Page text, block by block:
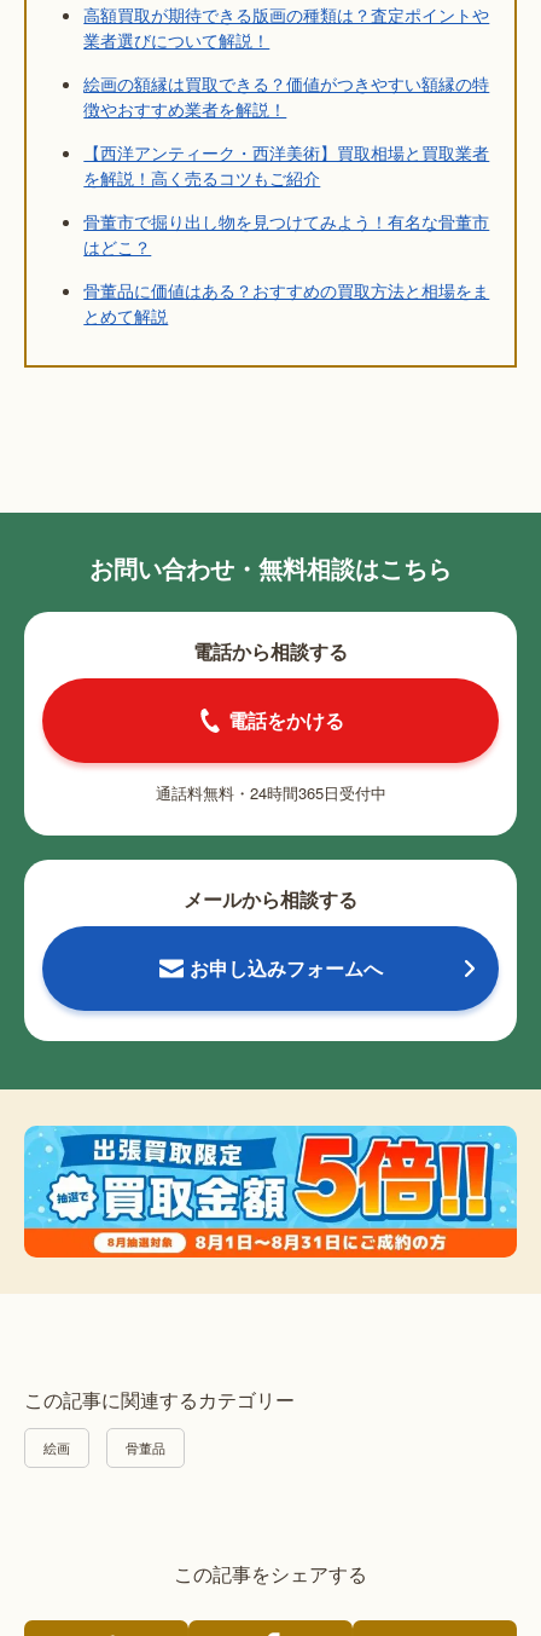
高額買取が期待できる版画の種類は？査定ポイントや
業者選びについて解説！
絵画の額縁は買取できる？価値がつきやすい額縁の特
徴やおすすめ業者を解説！
【西洋アンティーク・西洋美術】買取相場と買取業者
を解説！高く売るコツもご紹介
骨董市で掘り出し物を見つけてみよう！有名な骨董市
はどこ？
骨董品に価値はある？おすすめの買取方法と相場をま
とめて解説
お問い合わせ・無料相談はこちら
電話から相談する
電話をかける
通話料無料・24時間365日受付中
メールから相談する
お申し込みフォームへ
この記事に関連するカテゴリー
絵画 骨董品
この記事をシェアする